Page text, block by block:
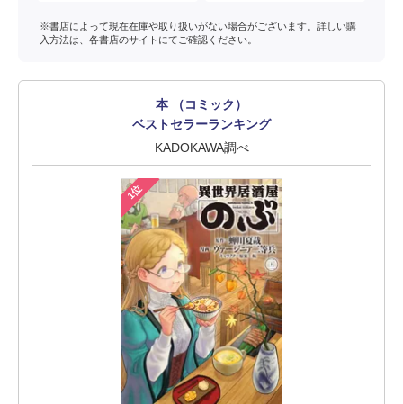
※書店によって現在在庫や取り扱いがない場合がございます。詳しい購
入方法は、各書店のサイトにてご確認ください。
本 （コミック）
ベストセラーランキング
KADOKAWA調べ
1位